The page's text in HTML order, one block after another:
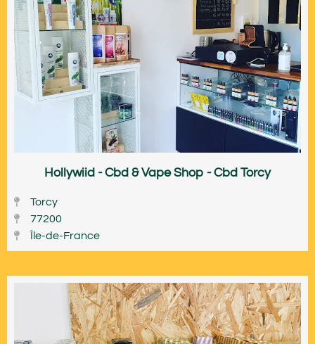
Hollywiid - Cbd & Vape Shop - Cbd Torcy
Torcy
77200
Île-de-France